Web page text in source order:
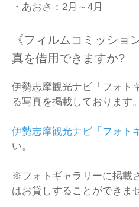
・あおさ：2月～4月
《フィルムコミッショ
真を借用できますか?
伊勢志摩観光ナビ「フォト
る写真を掲載しております。
伊勢志摩観光ナビ「フォト
い。
※フォトギャラリーに掲載
はお貸しすることができま